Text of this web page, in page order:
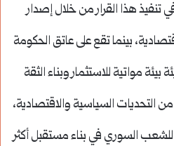
تنفيذ هذا القرار من خلال إصدار
بينما تقع على عاتق الحكومة
مواتية للاستثمار وبناء الثقة
التحديات السياسية والاقتصادية،
للشعب السوري في بناء مستقبل أكثر